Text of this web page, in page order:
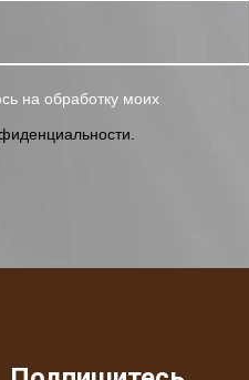
на обработку моих